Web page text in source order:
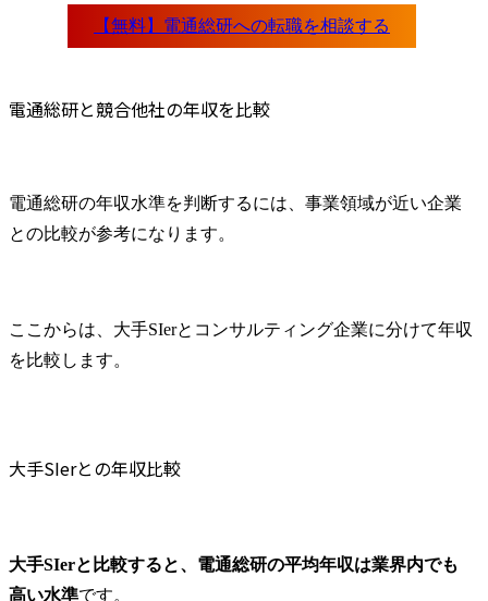
電通総研と競合他社の年収を比較
電通総研の年収水準を判断するには、事業領域が近い企業
との比較が参考になります。
ここからは、大手SIerとコンサルティング企業に分けて年収
を比較します。
大手SIerとの年収比較
大手SIerと比較すると、電通総研の平均年収は業界内でも
高い水準です。